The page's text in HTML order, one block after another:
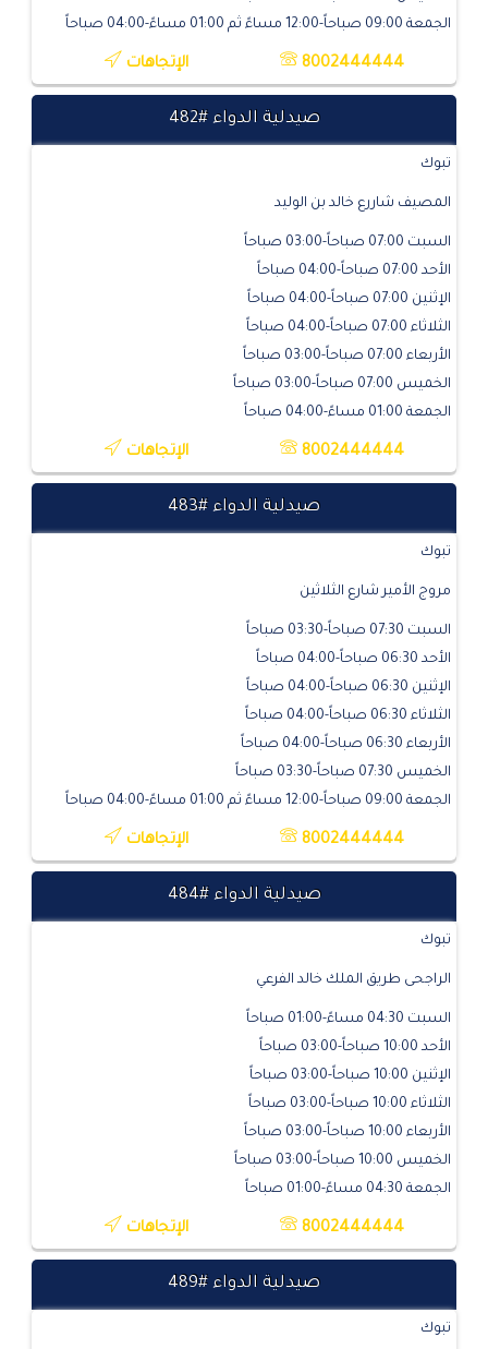
الجمعة 09:00 صباحاً-12:00 مساءً ثم 01:00 مساءً-04:00 صباحاً
8002444444 الإتجاهات
صيدلية الدواء #482
تبوك
المصيف شاررع خالد بن الوليد
السبت 07:00 صباحاً-03:00 صباحاً
الأحد 07:00 صباحاً-04:00 صباحاً
الإثنين 07:00 صباحاً-04:00 صباحاً
الثلاثاء 07:00 صباحاً-04:00 صباحاً
الأربعاء 07:00 صباحاً-03:00 صباحاً
الخميس 07:00 صباحاً-03:00 صباحاً
الجمعة 01:00 مساءً-04:00 صباحاً
8002444444 الإتجاهات
صيدلية الدواء #483
تبوك
مروج الأمير شارع الثلاثين
السبت 07:30 صباحاً-03:30 صباحاً
الأحد 06:30 صباحاً-04:00 صباحاً
الإثنين 06:30 صباحاً-04:00 صباحاً
الثلاثاء 06:30 صباحاً-04:00 صباحاً
الأربعاء 06:30 صباحاً-04:00 صباحاً
الخميس 07:30 صباحاً-03:30 صباحاً
الجمعة 09:00 صباحاً-12:00 مساءً ثم 01:00 مساءً-04:00 صباحاً
8002444444 الإتجاهات
صيدلية الدواء #484
تبوك
الراجحى طريق الملك خالد الفرعي
السبت 04:30 مساءً-01:00 صباحاً
الأحد 10:00 صباحاً-03:00 صباحاً
الإثنين 10:00 صباحاً-03:00 صباحاً
الثلاثاء 10:00 صباحاً-03:00 صباحاً
الأربعاء 10:00 صباحاً-03:00 صباحاً
الخميس 10:00 صباحاً-03:00 صباحاً
الجمعة 04:30 مساءً-01:00 صباحاً
8002444444 الإتجاهات
صيدلية الدواء #489
تبوك